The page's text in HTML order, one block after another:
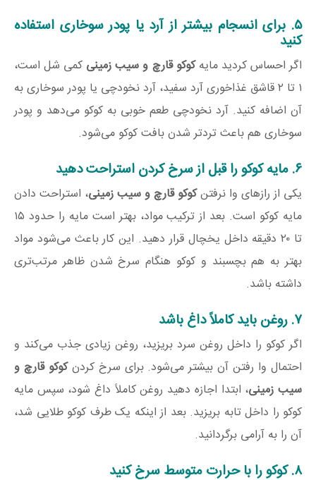
۵. برای انسجام بیشتر از آرد یا پودر سوخاری استفاده
کنید
اگر احساس کردید مایهکوکو قارچ و سیب زمینی کمی شل است،
۱ تا ۲ قاشق غذاخوری آرد سفید، آرد نخودچی یا پودر سوخاری به
آن اضافه کنید. آرد نخودچی طعم خوبی به کوکو می‌دهد و پودر
سوخاری هم باعث تردتر شدن بافت کوکو می‌شود.
۶. مایه کوکو را قبل از سرخ کردن استراحت دهید
یکی از رازهای وا نرفتنکوکو قارچ و سیب زمینی، استراحت دادن
مایه کوکو است. بعد از ترکیب مواد، بهتر است مایه را حدود ۱۵
تا ۲۰ دقیقه داخل یخچال قرار دهید. این کار باعث می‌شود مواد
بهتر به هم بچسبند و کوکو هنگام سرخ شدن ظاهر مرتب‌تری
داشته باشد.
۷. روغن باید کاملاً داغ باشد
اگر کوکو را داخل روغن سرد بریزید، روغن زیادی جذب می‌کند و
احتمال وا رفتن آن بیشتر می‌شود. برای سرخ کردنکوکو قارچ و
سیب زمینی، ابتدا اجازه دهید روغن کاملاً داغ شود، سپس مایه
کوکو را داخل تابه بریزید. بعد از اینکه یک طرف کوکو طلایی شد،
آن را به آرامی برگردانید.
۸. کوکو را با حرارت متوسط سرخ کنید